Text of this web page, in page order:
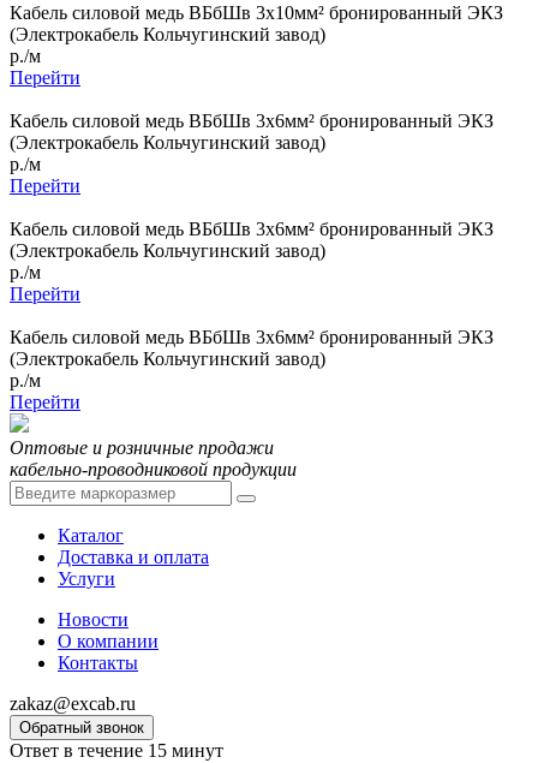
Кабель силовой медь ВБбШв 3x10мм² бронированный ЭКЗ
(Электрокабель Кольчугинский завод)
р./м
Перейти
Кабель силовой медь ВБбШв 3x6мм² бронированный ЭКЗ
(Электрокабель Кольчугинский завод)
р./м
Перейти
Кабель силовой медь ВБбШв 3x6мм² бронированный ЭКЗ
(Электрокабель Кольчугинский завод)
р./м
Перейти
Кабель силовой медь ВБбШв 3x6мм² бронированный ЭКЗ
(Электрокабель Кольчугинский завод)
р./м
Перейти
Оптовые и розничные продажи
кабельно-проводниковой продукции
Каталог
Доставка и оплата
Услуги
Новости
О компании
Контакты
zakaz@excab.ru
Обратный звонок
Ответ в течение 15 минут